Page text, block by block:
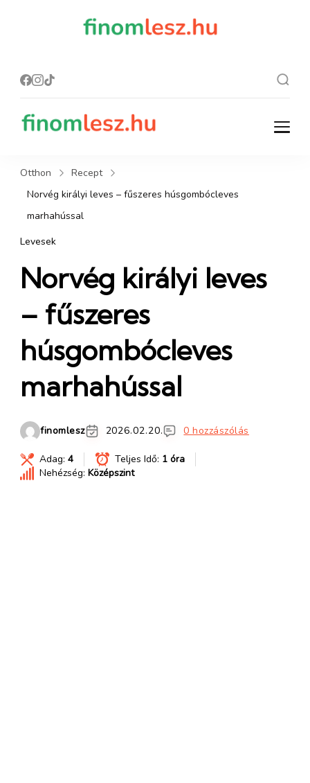
finomlesz.hu
Recept, ami finom lesz.
Otthon
Recept
Norvég királyi leves – fűszeres húsgombócleves
marhahússal
Levesek
Norvég királyi leves
– fűszeres
húsgombócleves
marhahússal
finomlesz 2026.02.20. 0 hozzászólás
Adag: 4 Teljes Idő: 1 óra
Nehézség: Középszint